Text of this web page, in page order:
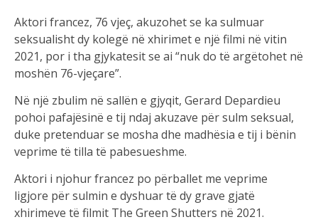
Aktori francez, 76 vjeç, akuzohet se ka sulmuar
seksualisht dy kolegë në xhirimet e një filmi në vitin
2021, por i tha gjykatesit se ai “nuk do të argëtohet në
moshën 76-vjeçare”.
Në një zbulim në sallën e gjyqit, Gerard Depardieu
pohoi pafajësinë e tij ndaj akuzave për sulm seksual,
duke pretenduar se mosha dhe madhësia e tij i bënin
veprime të tilla të pabesueshme.
Aktori i njohur francez po përballet me veprime
ligjore për sulmin e dyshuar të dy grave gjatë
xhirimeve të filmit The Green Shutters në 2021.